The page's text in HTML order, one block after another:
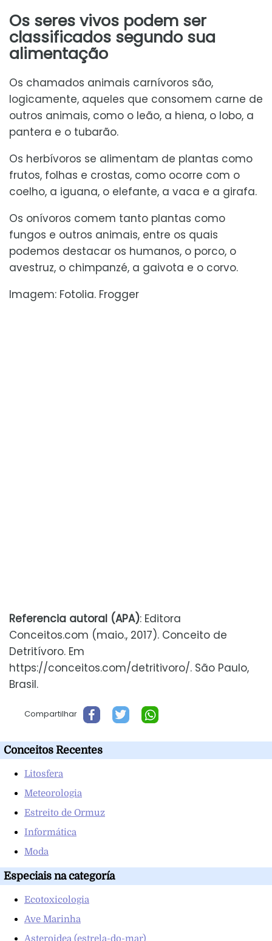
Os seres vivos podem ser
classificados segundo sua
alimentação
Os chamados animais carnívoros são,
logicamente, aqueles que consomem carne de
outros animais, como o leão, a hiena, o lobo, a
pantera e o tubarão.
Os herbívoros se alimentam de plantas como
frutos, folhas e crostas, como ocorre com o
coelho, a iguana, o elefante, a vaca e a girafa.
Os onívoros comem tanto plantas como
fungos e outros animais, entre os quais
podemos destacar os humanos, o porco, o
avestruz, o chimpanzé, a gaivota e o corvo.
Imagem: Fotolia. Frogger
Referencia autoral (APA): Editora
Conceitos.com (maio., 2017). Conceito de
Detritívoro. Em
https://conceitos.com/detritivoro/. São Paulo,
Brasil.
Compartilhar
Conceitos Recentes
Litosfera
Meteorologia
Estreito de Ormuz
Informática
Moda
Especiais na categoría
Ecotoxicologia
Ave Marinha
Asteroidea (estrela-do-mar)